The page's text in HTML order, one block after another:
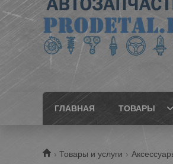
ГЛАВНАЯ ТОВАРЫ
Товары и услуги